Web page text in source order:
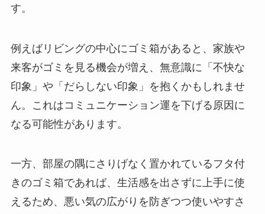
す。
例えばリビングの中心にゴミ箱があると、家族や
来客がゴミを見る機会が増え、無意識に「不快な
印象」や「だらしない印象」を抱くかもしれませ
ん。これはコミュニケーション運を下げる原因に
なる可能性があります。
一方、部屋の隅にさりげなく置かれているフタ付
きのゴミ箱であれば、生活感を出さずに上手に使
えるため、悪い気の広がりを防ぎつつ使いやすさ